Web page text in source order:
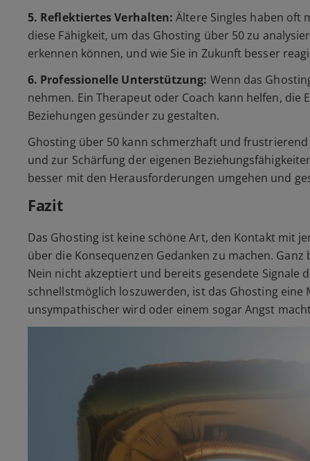
5. Reflektiertes Verhalten: Ältere Singles haben oft
diese Fähigkeit, um das Ghosting über 50 zu
erkennen können, und wie Sie in Zukunft besser
6. Professionelle Unterstützung: Wenn das
nehmen. Ein Therapeut oder Coach kann helfen,
Beziehungen gesünder zu gestalten.
Ghosting über 50 kann schmerzhaft und
und zur Schärfung der eigenen
besser mit den Herausforderungen umgehen und
Fazit
Das Ghosting ist keine schöne Art, den Kontakt mit
über die Konsequenzen Gedanken zu machen.
Nein nicht akzeptiert und bereits gesendete Signale
schnellstmöglich loszuwerden, ist das Ghosting
unsympathischer wird oder einem sogar Angst